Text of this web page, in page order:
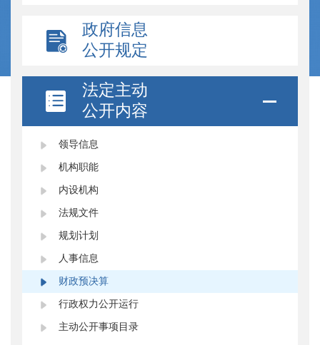
政府信息
公开规定
法定主动
公开内容
领导信息
机构职能
内设机构
法规文件
规划计划
人事信息
财政预决算
行政权力公开运行
主动公开事项目录